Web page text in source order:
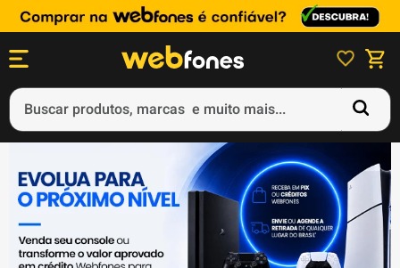
Buscar produtos, marcas e muito mais...
1º
ps5
3º
smartphone